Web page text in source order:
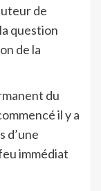
de
question
de la
du
il y a
d’une
immédiat